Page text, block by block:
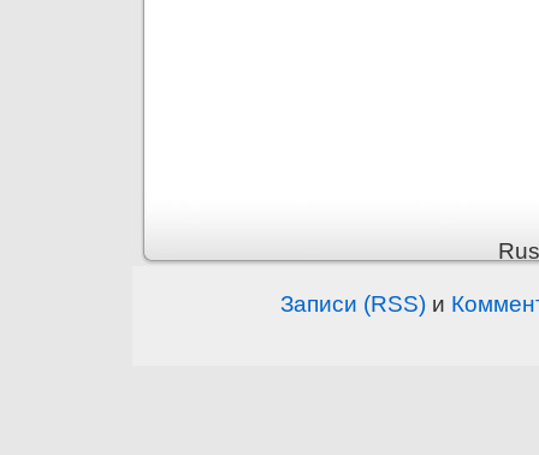
Записи (RSS) и